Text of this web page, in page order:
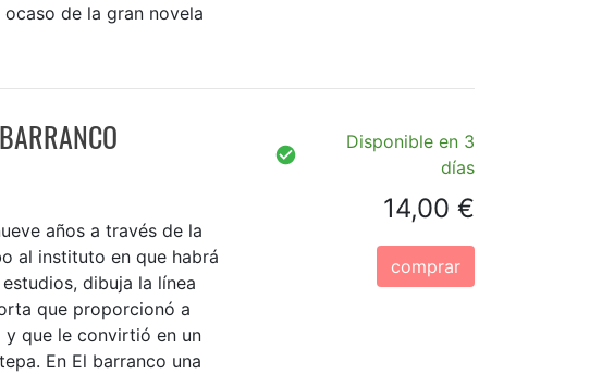
de la gran novela
años a través de la
al instituto en que habrá
dibuja la línea
que proporcionó a
que le convirtió en un
En El barranco una
Disponible en 3
días
14,00 €
comprar